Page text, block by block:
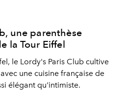
une parenthèse
la Tour Eiffel
le Lordy's Paris Club cultive
une cuisine française de
élégant qu'intimiste.